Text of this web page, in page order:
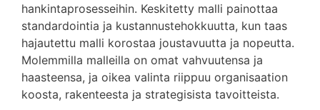
hankintaprosesseihin. Keskitetty malli painottaa
standardointia ja kustannustehokkuutta, kun taas
hajautettu malli korostaa joustavuutta ja nopeutta.
Molemmilla malleilla on omat vahvuutensa ja
haasteensa, ja oikea valinta riippuu organisaation
koosta, rakenteesta ja strategisista tavoitteista.